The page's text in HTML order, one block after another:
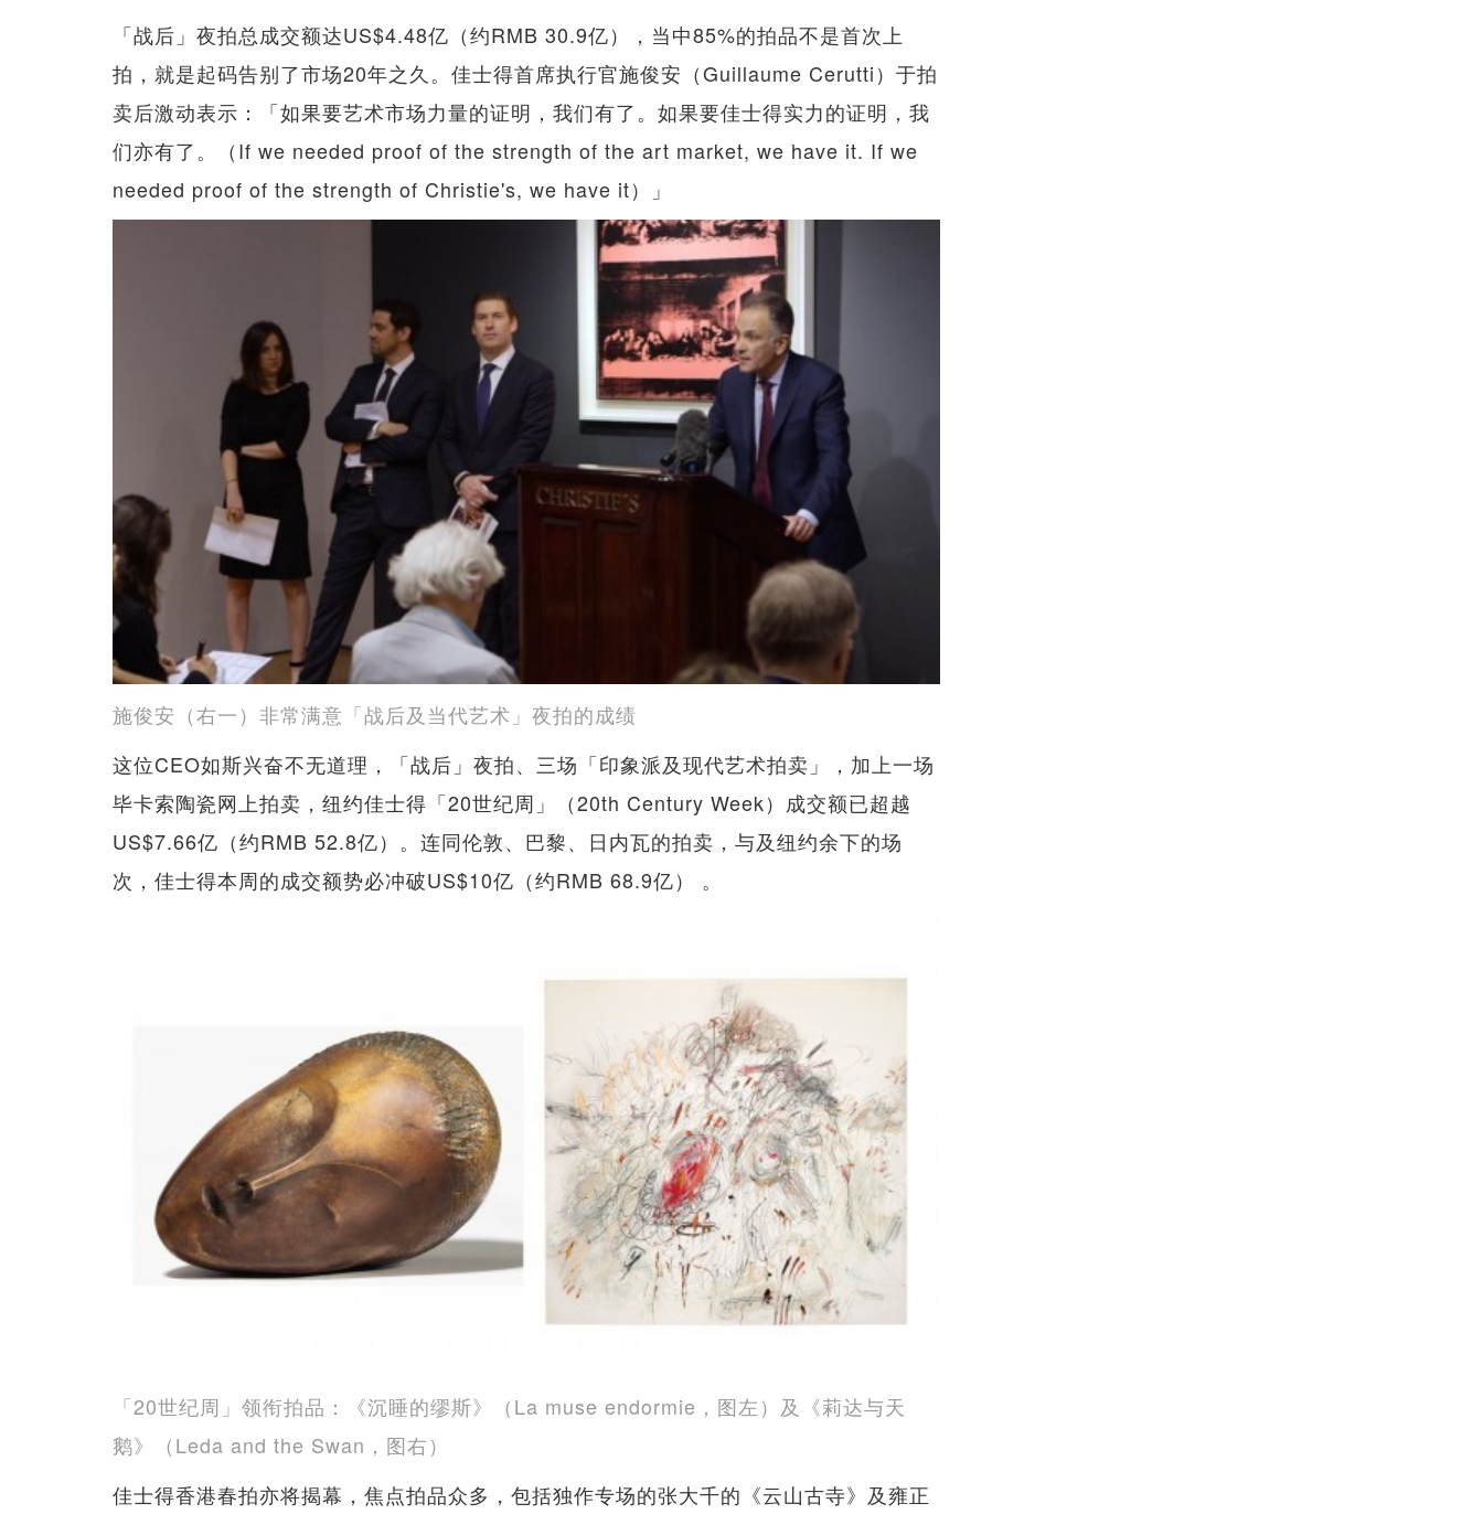
「战后」夜拍总成交额达US$4.48亿（约RMB 30.9亿），当中85%的拍品不是首次上
拍，就是起码告别了市场20年之久。佳士得首席执行官施俊安（Guillaume Cerutti）于拍
卖后激动表示：「如果要艺术市场力量的证明，我们有了。如果要佳士得实力的证明，我
们亦有了。（If we needed proof of the strength of the art market, we have it. If we
needed proof of the strength of Christie's, we have it）」
施俊安（右一）非常满意「战后及当代艺术」夜拍的成绩
这位CEO如斯兴奋不无道理，「战后」夜拍、三场「印象派及现代艺术拍卖」，加上一场
毕卡索陶瓷网上拍卖，纽约佳士得「20世纪周」（20th Century Week）成交额已超越
US$7.66亿（约RMB 52.8亿）。连同伦敦、巴黎、日内瓦的拍卖，与及纽约余下的场
次，佳士得本周的成交额势必冲破US$10亿（约RMB 68.9亿） 。
「20世纪周」领衔拍品：《沉睡的缪斯》（La muse endormie，图左）及《莉达与天
鹅》（Leda and the Swan，图右）
佳士得香港春拍亦将揭幕，焦点拍品众多，包括独作专场的张大千的《云山古寺》及雍正